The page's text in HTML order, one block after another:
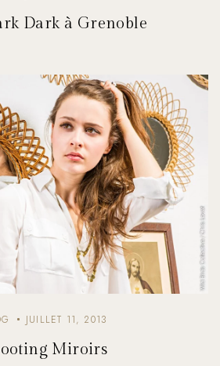
Dark à Grenoble
JUILLET 11, 2013
Miroirs